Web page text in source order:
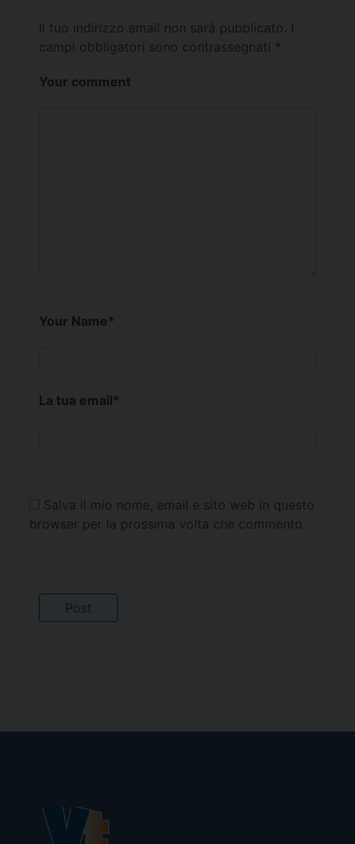
Il tuo indirizzo email non sarà pubblicato.
campi obbligatori sono contrassegnati *
Your comment
Your Name*
La tua email*
Salva il mio nome, email e sito web in questo
browser per la prossima volta che commento.